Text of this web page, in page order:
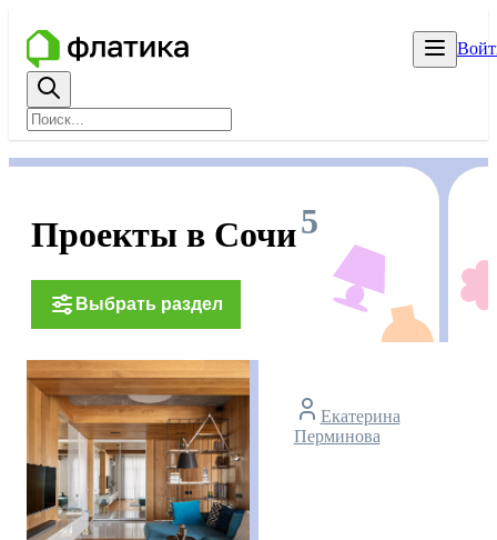
Проекты в Сочи5
Выбрать раздел
Екатерина
Перминова